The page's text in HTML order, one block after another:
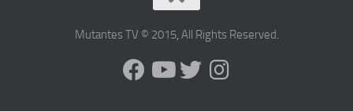
Mutantes TV © 2015, All Rights Reserved.